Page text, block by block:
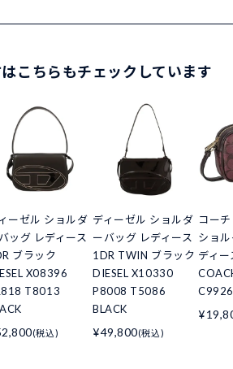
こちらもチェックしています
ーゼル ショルダ
ッグ レディース
ブラック
X08396
T8013
(税込)
ディーゼル ショルダ
ーバッグ レディース
1DR TWIN ブラック
DIESEL X10330
P8008 T5086
BLACK
¥49,800(税込)
コー
ショ
ディ